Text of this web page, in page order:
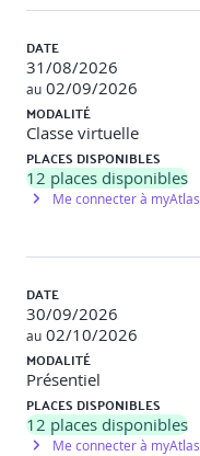
DATE
31/08/2026
au 02/09/2026
MODALITÉ
Classe virtuelle
PLACES DISPONIBLES
12 places disponibles
Me connecter à myAtlas
DATE
30/09/2026
au 02/10/2026
MODALITÉ
Présentiel
PLACES DISPONIBLES
12 places disponibles
Me connecter à myAtlas